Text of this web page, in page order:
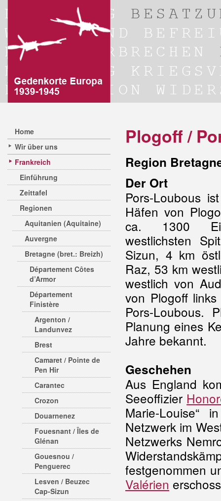
Home
Wir über uns
Frankreich
Einführung
Zeittafel
Regionen
Aquitanien (Aquitaine)
Auvergne
Bretagne (bret.: Breizh)
Département Côtes
d’Armor
Département
Finistère
Argenton /
Landunvez
Brest
Camaret / Pointe de
Pen Hir
Carantec
Crozon
Douarnenez
Fouesnant / Îles de
Glénan
Gouesnou /
Penguerec
Lesven / Beuzec
Cap-Sizun
Plogoff /
Region
Der Ort
Pors-Loubous
Häfen von
ca. 1300
westlichsten
Sizun, 4 km
Raz, 53 km
westlich von
von Plogoff
Pors-Loubous.
Planung eines
Jahre bekannt.
Geschehen
Aus England
Seeoffizier
Marie-Louise“
Netzwerk im
Netzwerks
festgenommen
Valérien